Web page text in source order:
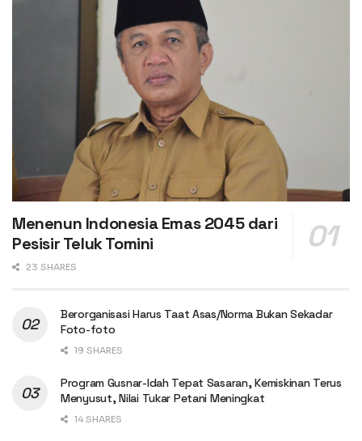
Menenun Indonesia Emas 2045 dari
Pesisir Teluk Tomini
23 SHARES
Berorganisasi Harus Taat Asas/Norma Bukan Sekadar
Foto-foto
19 SHARES
Program Gusnar-Idah Tepat Sasaran, Kemiskinan Terus
Menyusut, Nilai Tukar Petani Meningkat
14 SHARES